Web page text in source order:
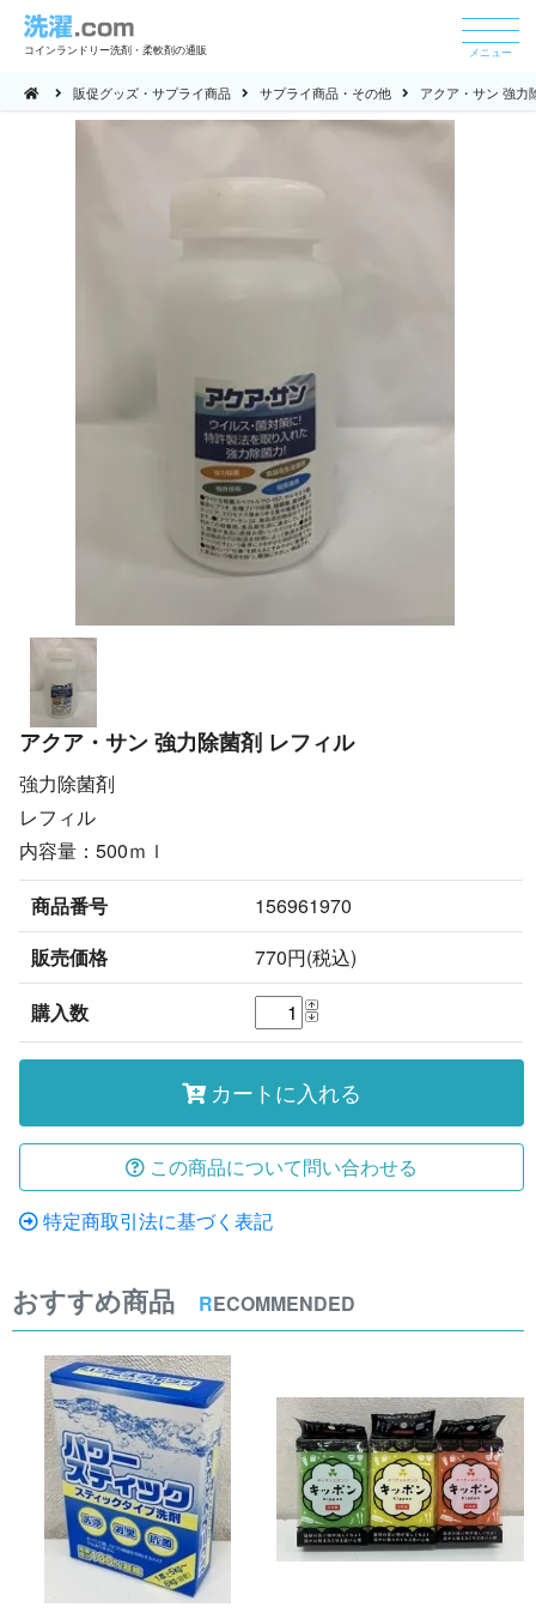
コインランドリー洗剤・柔軟剤の通販 メニュー
販促グッズ・サプライ商品 サプライ商品・その他 アクア・サン 強力
アクア・サン 強力除菌剤 レフィル
強力除菌剤
レフィル
内容量：500ｍｌ
商品番号
156961970
販売価格
770円(税込)
購入数
カートに入れる
この商品について問い合わせる
特定商取引法に基づく表記
おすすめ商品 RECOMMENDED